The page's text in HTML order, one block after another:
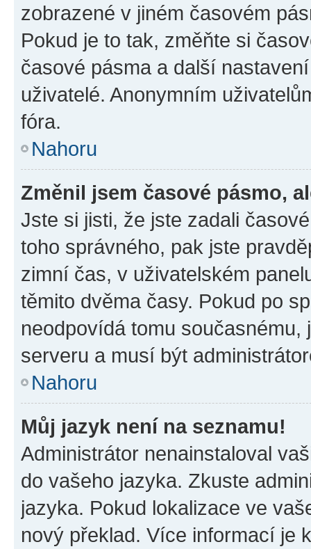
zobrazené v jiném časovém
Pokud je to tak, změňte si
časové pásma a další
uživatelé. Anonymním
fóra.
Nahoru
Změnil jsem časové pásmo,
Jste si jisti, že jste zadali
toho správného, pak jste
zimní čas, v uživatelském
těmito dvěma časy. Pokud po
neodpovídá tomu
serveru a musí být
Nahoru
Můj jazyk není na seznamu!
Administrátor nenainstaloval
do vašeho jazyka. Zkuste
jazyka. Pokud lokalizace ve
nový překlad. Více informací je